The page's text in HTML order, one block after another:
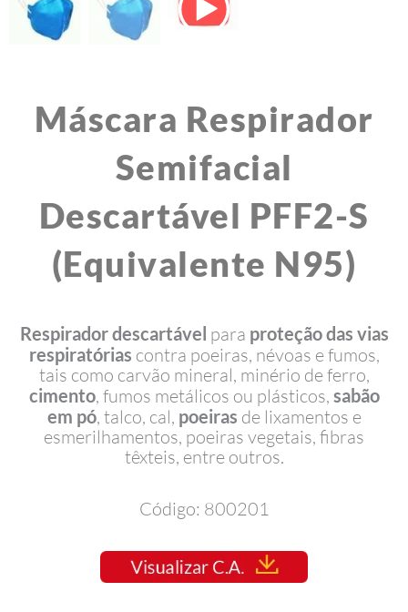
Máscara Respirador
Semifacial
Descartável PFF2-S
(Equivalente N95)
Respirador descartável para proteção das vias
respiratórias contra poeiras, névoas e fumos,
tais como carvão mineral, minério de ferro,
cimento, fumos metálicos ou plásticos, sabão
em pó, talco, cal, poeiras de lixamentos e
esmerilhamentos, poeiras vegetais, fibras
têxteis, entre outros.
Código: 800201